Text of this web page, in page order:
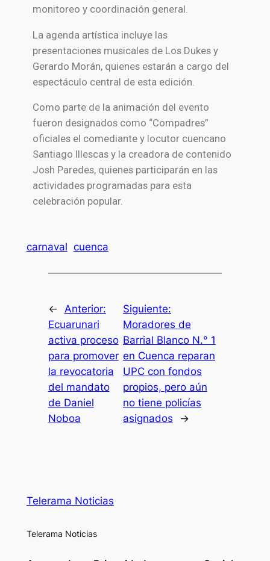
monitoreo y coordinación general.
La agenda artística incluye las
presentaciones musicales de Los Dukes y
Gerardo Morán, quienes estarán a cargo del
espectáculo central de esta edición.
Como parte de la animación del evento
fueron designados como “Compadres”
oficiales el comediante y locutor cuencano
Santiago Illescas y la creadora de contenido
Josh Paredes, quienes participarán en las
actividades programadas para esta
celebración popular.
carnaval cuenca
← Anterior:
Ecuarunari
activa proceso
para promover
la revocatoria
del mandato
de Daniel
Noboa
Siguiente:
Moradores de
Barrial Blanco N.° 1
en Cuenca reparan
UPC con fondos
propios, pero aún
no tiene policías
asignados
→
Telerama Noticias
Telerama Noticias